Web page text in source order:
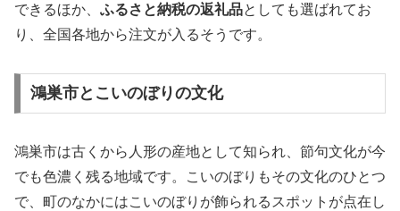
できるほか、 ふるさと納税の返礼品としても選ばれてお
り、全国各地から注文が入るそうです。
鴻巣市とこいのぼりの文化
鴻巣市は古くから人形の産地として知られ、節句文化が今
でも色濃く残る地域です。こいのぼりもその文化のひとつ
で、町のなかにはこいのぼりが飾られるスポットが点在し